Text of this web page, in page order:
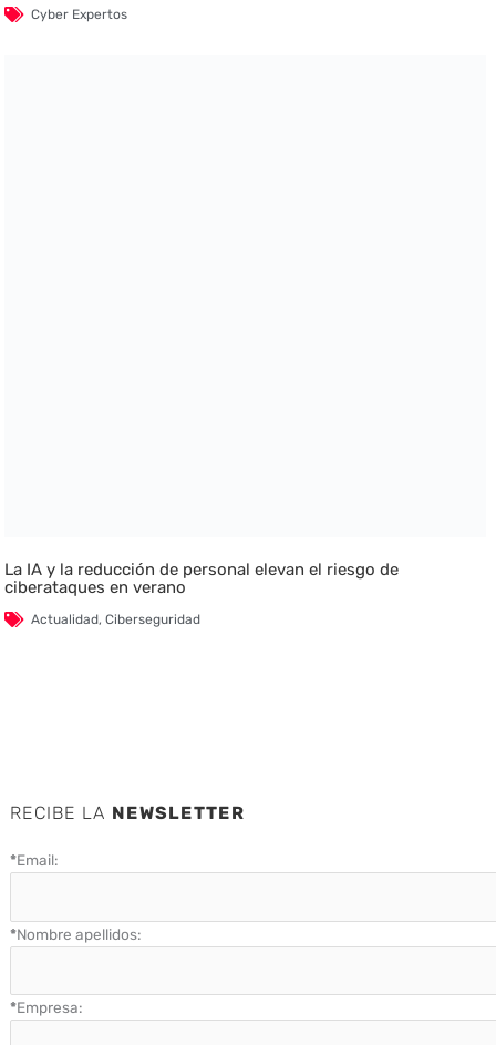
Cyber Expertos
La IA y la reducción de personal elevan el riesgo de
ciberataques en verano
Actualidad,Ciberseguridad
RECIBE LA NEWSLETTER
*Email:
*Nombre apellidos:
*Empresa: